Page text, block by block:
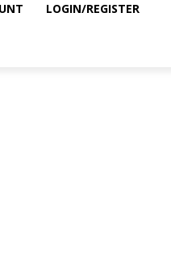
LOGIN/REGISTER